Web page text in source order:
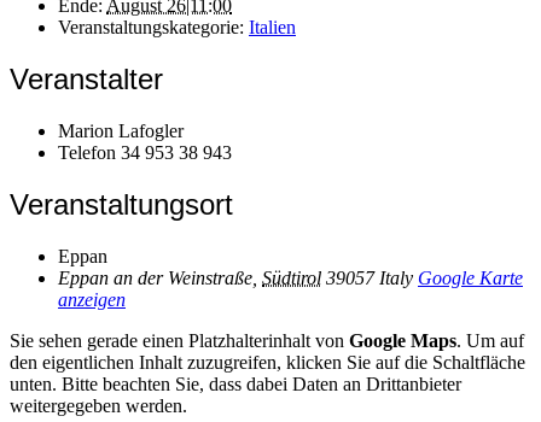
Ende: August 26|11:00
Veranstaltungskategorie: Italien
Veranstalter
Marion Lafogler
Telefon 34 953 38 943
Veranstaltungsort
Eppan
Eppan an der Weinstraße Südtirol 39057 Italy Google Karte
anzeigen
Sie sehen gerade einen Platzhalterinhalt von Google Maps. Um auf
den eigentlichen Inhalt zuzugreifen, klicken Sie auf die Schaltfläche
unten. Bitte beachten Sie, dass dabei Daten an Drittanbieter
weitergegeben werden.